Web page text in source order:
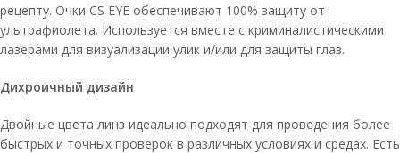
рецепту. Очки CS EYE обеспечивают 100% защиту от
ультрафиолета. Используется вместе с криминалистическими
лазерами для визуализации улик и/или для защиты глаз.
Дихроичный дизайн
Двойные цвета линз идеально подходят для проведения более
быстрых и точных проверок в различных условиях и средах. Есть